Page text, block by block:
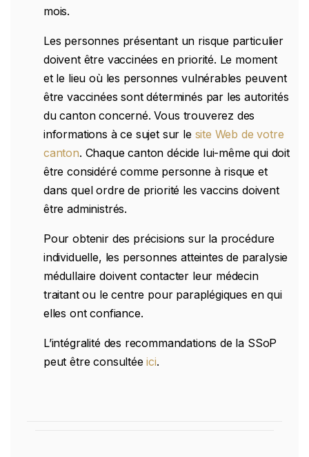
mois.
Les personnes présentant un risque particulier
doivent être vaccinées en priorité. Le moment
et le lieu où les personnes vulnérables peuvent
être vaccinées sont déterminés par les autorités
du canton concerné. Vous trouverez des
informations à ce sujet sur le site Web de votre
canton. Chaque canton décide lui-même qui doit
être considéré comme personne à risque et
dans quel ordre de priorité les vaccins doivent
être administrés.
Pour obtenir des précisions sur la procédure
individuelle, les personnes atteintes de paralysie
médullaire doivent contacter leur médecin
traitant ou le centre pour paraplégiques en qui
elles ont confiance.
L’intégralité des recommandations de la SSoP
peut être consultéeici.